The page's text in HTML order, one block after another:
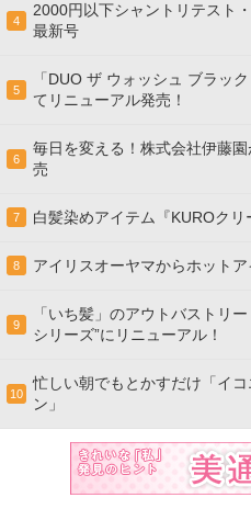
4
2000円以下シャントリテスト
最新号
5
「DUO ザ ウォッシュ ブラッ
てリニューアル発売！
6
毎日を変える！株式会社伊藤
売
7 白髪染めアイテム『KUROク
8 アイリスオーヤマからホット
9
「いち髪」のアウトバストリ
シリーズ”にリニューアル！
10
忙しい朝でもとかすだけ「イ
ン」